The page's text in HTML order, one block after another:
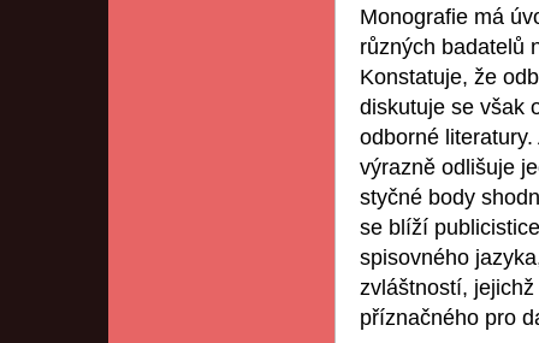
Monografie má
různých badatelů
Konstatuje, že
diskutuje se však
odborné
výrazně odlišuje
styčné body
se blíží
spisovného
zvláštností,
příznačného pro